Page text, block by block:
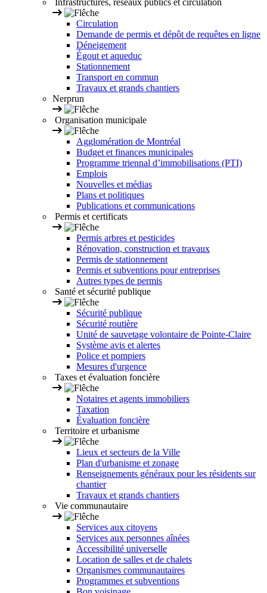
Infrastructures, réseaux publics et circulation
Circulation
Demande de permis et dépôt de requêtes en ligne
Déneigement
Égout et aqueduc
Stationnement
Transport en commun
Travaux et grands chantiers
Nerprun
Organisation municipale
Agglomération de Montréal
Budget et finances municipales
Programme triennal d’immobilisations (PTI)
Emplois
Nouvelles et médias
Plans et politiques
Publications et communications
Permis et certificats
Permis arbres et pesticides
Rénovation, construction et travaux
Permis de stationnement
Permis et subventions pour entreprises
Autres types de permis
Santé et sécurité publique
Sécurité publique
Sécurité routière
Unité de sauvetage volontaire de Pointe-Claire
Système avis et alertes
Police et pompiers
Mesures d'urgence
Taxes et évaluation foncière
Notaires et agents immobiliers
Taxation
Évaluation foncière
Territoire et urbanisme
Lieux et secteurs de la Ville
Plan d'urbanisme et zonage
Renseignements généraux pour les résidents sur
chantier
Travaux et grands chantiers
Vie communautaire
Services aux citoyens
Services aux personnes aînées
Accessibilité universelle
Location de salles et de chalets
Organismes communautaires
Programmes et subventions